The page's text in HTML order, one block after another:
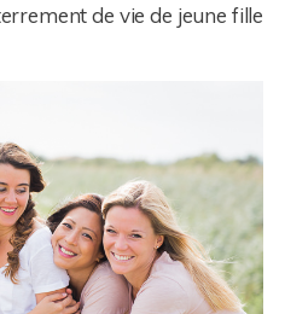
de vie de jeune fille